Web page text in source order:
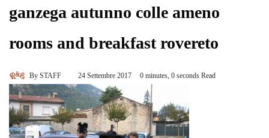
ganzega autunno colle ameno
rooms and breakfast rovereto
By STAFF 24 Settembre 2017 0 minutes, 0 seconds Read